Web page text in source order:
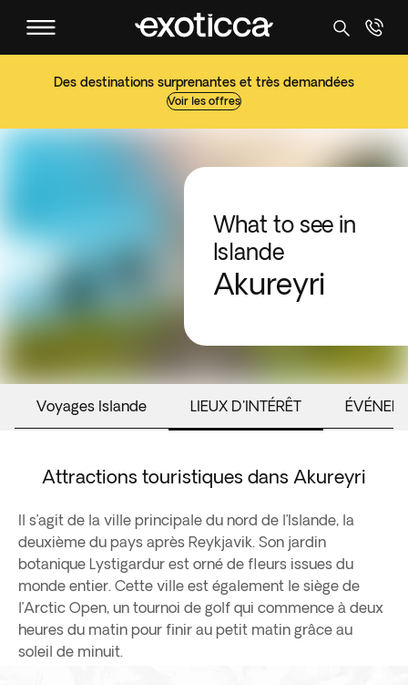
Des destinations surprenantes et très demandées
Voir les offres
What to see in
Islande
Akureyri
Voyages Islande LIEUX D'INTÉRÊT
Attractions touristiques dans Akureyri
Il s’agit de la ville principale du nord de l’Islande, la
deuxième du pays après Reykjavik. Son jardin
botanique Lystigardur est orné de fleurs issues du
monde entier. Cette ville est également le siège de
l’Arctic Open, un tournoi de golf qui commence à deux
heures du matin pour finir au petit matin grâce au
soleil de minuit.